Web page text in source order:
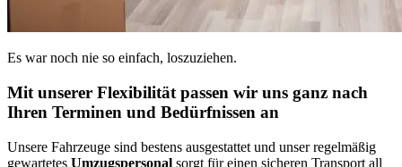
Es war noch nie so einfach, loszuziehen.
Mit unserer Flexibilität passen wir uns ganz nach
Ihren Terminen und Bedürfnissen an
Unsere Fahrzeuge sind bestens ausgestattet und unser regelmäßig
gewartetes Umzugspersonal sorgt für einen sicheren Transport all